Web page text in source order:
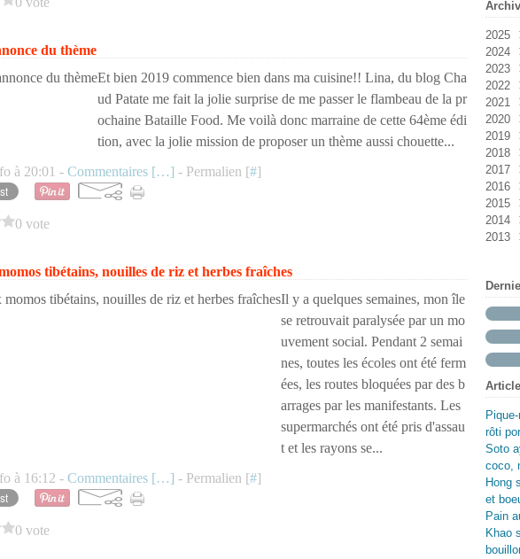
du thème
Et bien 2019 commence bien dans ma cuisine!! Lina, du blog Cha
ud Patate me fait la jolie surprise de me passer le flambeau de la pr
ochaine Bataille Food. Me voilà donc marraine de cette 64ème édi
tion, avec la jolie mission de proposer un thème aussi chouette...
à 20:01 - Commentaires […] - Permalien [#]
0 vote
tibétains, nouilles de riz et herbes fraîches
Il y a quelques semaines, mon île
se retrouvait paralysée par un mo
uvement social. Pendant 2 semai
nes, toutes les écoles ont été ferm
ées, les routes bloquées par des b
arrages par les manifestants. Les
supermarchés ont été pris d'assau
t et les rayons se...
à 16:12 - Commentaires […] - Permalien [#]
0 vote
2025
2024
2023
2022
2021
2020
2019
2018
2017
Mai
2016
2015
2014
2013
rôti
Soto
coco,
Hong
et
Pain
Khao